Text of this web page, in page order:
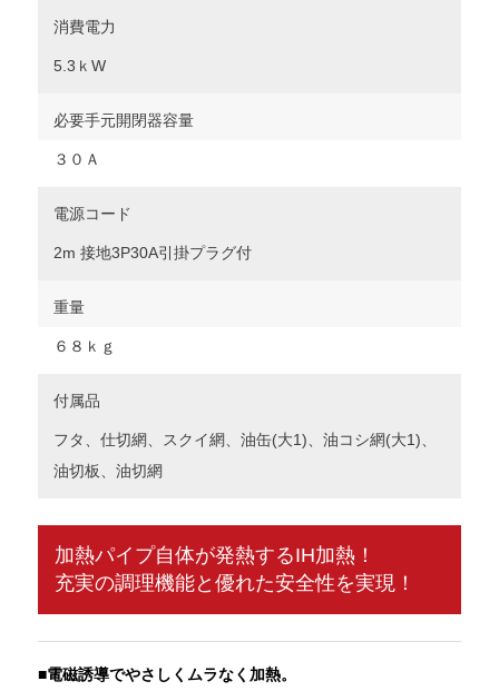
消費電力
5.3ｋW
必要手元開閉器容量
３０Ａ
電源コード
2m 接地3P30A引掛プラグ付
重量
６８ｋｇ
付属品
フタ、仕切網、スクイ網、油缶(大1)、油コシ網(大1)、
油切板、油切網
加熱パイプ自体が発熱するIH加熱！
充実の調理機能と優れた安全性を実現！
■電磁誘導でやさしくムラなく加熱。